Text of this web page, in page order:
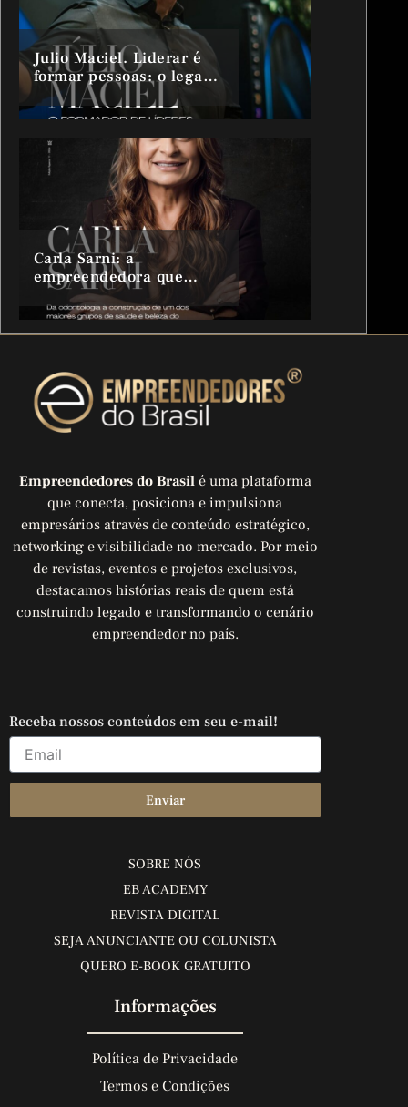
Julio Maciel. Liderar é
formar pessoas: o legado
de quem transforma
líderes
Carla Sarni: a
empreendedora que
transformou o cuidado
em um ecossistema
bilionário
Empreendedores do Brasilé uma plataforma
que conecta, posiciona e impulsiona
empresários através de conteúdo estratégico,
networking e visibilidade no mercado. Por meio
de revistas, eventos e projetos exclusivos,
destacamos histórias reais de quem está
construindo legado e transformando o cenário
empreendedor no país.
Receba nossos conteúdos em seu e-mail!
Enviar
SOBRE NÓS
EB ACADEMY
REVISTA DIGITAL
SEJA ANUNCIANTE OU COLUNISTA
QUERO E-BOOK GRATUITO
Informações
Política de Privacidade
Termos e Condições